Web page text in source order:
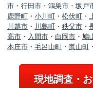
市 ・ 行田市 ・ 鴻巣市 ・ 坂戸
鹿野町 ・ 小川町 ・ 松伏町 ・
川越市 ・ 川島町 ・ 秩父市 ・
高市 ・ 入間市 ・ 白岡市 ・ 鳩
本庄市 ・ 毛呂山町 ・ 嵐山町 ・
現地調査・